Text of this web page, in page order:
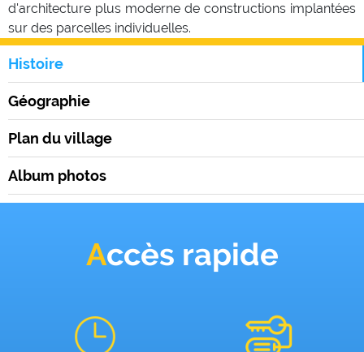
d'architecture plus moderne de constructions implantées
sur des parcelles individuelles.
Histoire
Géographie
Plan du village
Album photos
Accès rapide